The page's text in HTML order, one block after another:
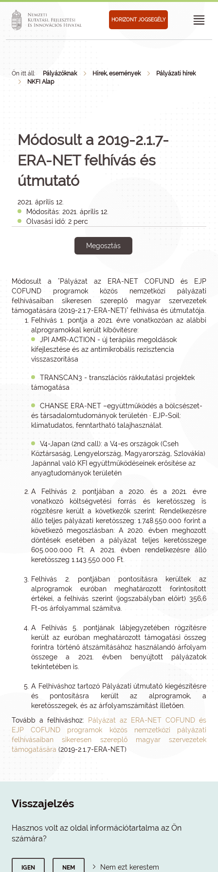
HORIZONT JOGSEGÉLY
Ön itt áll: Pályázóknak Hírek, események
Pályázati hírek
NKFI Alap
Módosult a 2019-2.1.7-
ERA-NET felhívás és
útmutató
2021. április 12.
Módosítás: 2021. április 12.
Olvasási idő: 2 perc
Megosztás
Módosult a "Pályázat az ERA-NET COFUND és EJP
COFUND programok közös nemzetközi pályázati
felhívásaiban sikeresen szereplő magyar szervezetek
támogatására (2019-2.1.7-ERA-NET)" felhívása és útmutatója.
Felhívás 1. pontja a 2021. évre vonatkozóan az alábbi
alprogramokkal került kibővítésre:
JPI AMR-ACTION - új terápiás megoldások
kifejlesztése és az antimikrobális rezisztencia
visszaszorítása
TRANSCAN3 - transzlációs rákkutatási projektek
támogatása
CHANSE ERA-NET –együttműködés a bölcsészet-
és társadalomtudományok területén · EJP-Soil:
klímatudatos, fenntartható talajhasználat.
V4-Japan (2nd call): a V4-es országok (Cseh
Köztársaság, Lengyelország, Magyarország, Szlovákia)
Japánnal való KFI együttműködéseinek erősítése az
anyagtudományok területén
A Felhívás 2. pontjában a 2020. és a 2021. évre
vonatkozó költségvetési forrás és keretösszeg is
rögzítésre került a következők szerint: Rendelkezésre
álló teljes pályázati keretösszeg: 1.748.550.000 forint a
következő megoszlásban: A 2020. évben meghozott
döntések esetében a pályázat teljes keretösszege
605.000.000 Ft. A 2021. évben rendelkezésre álló
keretösszeg 1.143.550.000 Ft.
Felhívás 2. pontjában pontosításra kerültek az
alprogramok euróban meghatározott forintosított
értékei, a felhívás szerint (jogszabályban előírt) 356,6
Ft-os árfolyammal számítva.
A Felhívás 5. pontjának lábjegyzetében rögzítésre
került az euróban meghatározott támogatási összeg
forintra történő átszámításához használandó árfolyam
összege a 2021. évben benyújtott pályázatok
tekintetében is.
A Felhíváshoz tartozó Pályázati útmutató kiegészítésre
és pontosításra került az alprogramok, a
keretösszegek, és az árfolyamszámítást illetően.
Tovább a felhíváshoz:
Pályázat az ERA-NET COFUND és
EJP COFUND programok közös nemzetközi pályázati
felhívásaiban sikeresen szereplő magyar szervezetek
támogatására (2019-2.1.7-ERA-NET)
Visszajelzés
Hasznos volt az oldal információtartalma az Ön
számára?
IGEN NEM Nem ezt kerestem